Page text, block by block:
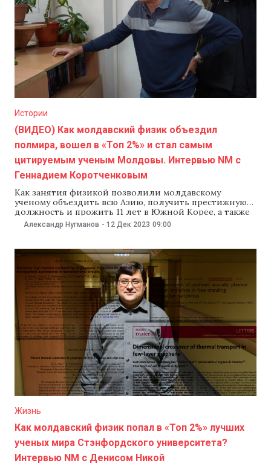
Истории
(ВИДЕО) Как молдавский физик объездил
полмира, вошел в «Топ 2%» и стал самым
цитируемым ученым Молдовы. Интервью NM с
Геннадием Коротченковым
Как занятия физикой позволили молдавскому
ученому объездить всю Азию, получить престижную
должность и прожить 11 лет в Южной Корее, а также
стать самым цитируемым исследователем Молдовы и
три раза подряд войти в список «Топ 2%» лучших
Об этом в интервью NM рассказал доктор хабилитат
Александр Нугманов - 12 Дек 2023 09:00
Жизнь
Как молдавский физик попал в «Топ 2%» лучших
ученых мира Стэнфордского университета?
Интервью NM с Денисом Никой